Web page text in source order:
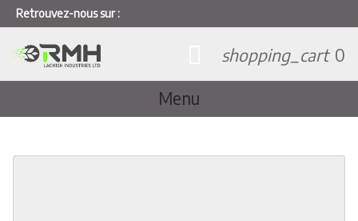
Retrouvez-nous sur :
Menu
shopping_cart 0